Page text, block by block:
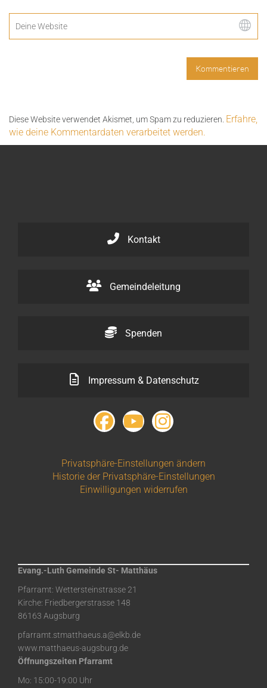
Diese Website verwendet Akismet, um Spam zu reduzieren. Erfahre,
wie deine Kommentardaten verarbeitet werden.
Kontakt
Gemeindeleitung
Spenden
Impressum & Datenschutz
Privatsphäre-Einstellungen ändern
Historie der Privatsphäre-Einstellungen
Einwilligungen widerrufen
Evang.-Luth Gemeinde St- Matthäus
Pfarramt: Wettersteinstrasse 21
Kirche: Friedbergerstrasse 148
86163 Augsburg
pfarramt.stmatthaeus.a@elkb.de
www.matthaeus-augsburg.de
Öffnungszeiten Pfarramt
Mo: 15:00-19:00 Uhr